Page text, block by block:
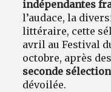
indépendantes
l’audace, la
littéraire, cette
avril au Festival
octobre, après
seconde
dévoilée.